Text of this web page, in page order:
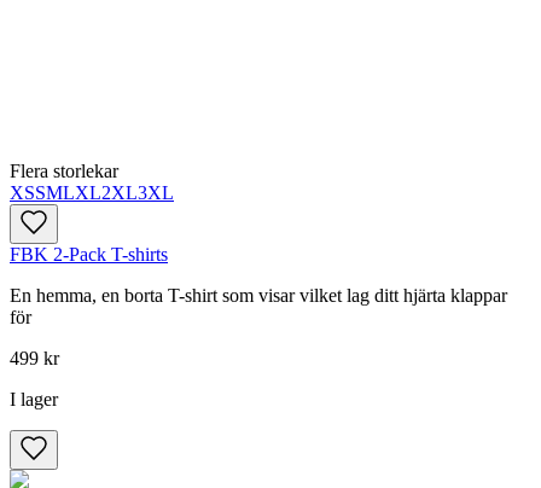
Flera storlekar
XSSMLXL2XL3XL
FBK 2-Pack T-shirts
En hemma, en borta T-shirt som visar vilket lag ditt hjärta klappar
för
499 kr
I lager